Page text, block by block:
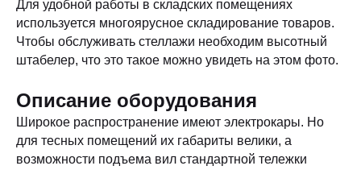
Для удобной работы в складских помещениях
используется многоярусное складирование товаров.
Чтобы обслуживать стеллажи необходим высотный
штабелер, что это такое можно увидеть на этом фото.
Описание оборудования
Широкое распространение имеют электрокары. Но
для тесных помещений их габариты велики, а
возможности подъема вил стандартной тележки